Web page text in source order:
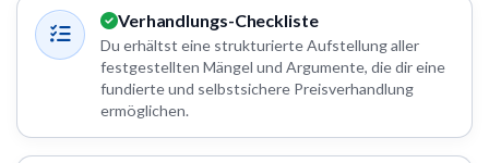
Verhandlungs-Checkliste
Du erhältst eine strukturierte Aufstellung aller
festgestellten Mängel und Argumente, die dir eine
fundierte und selbstsichere Preisverhandlung
ermöglichen.